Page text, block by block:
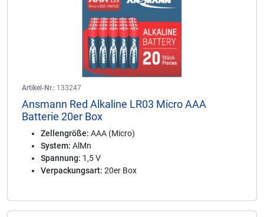
Artikel-Nr.: 133247
Ansmann Red Alkaline LR03 Micro AAA
Batterie 20er Box
Zellengröße: AAA (Micro)
System: AlMn
Spannung: 1,5 V
Verpackungsart: 20er Box